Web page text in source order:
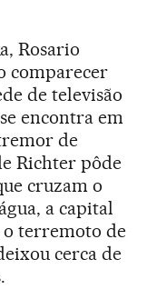
Rosario
comparecer
de televisão
encontra em
de
Richter pôde
cruzam o
a capital
o terremoto de
cerca de